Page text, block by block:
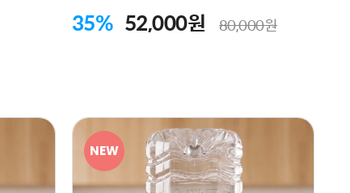
35% 52,000원 80,000원
NEW